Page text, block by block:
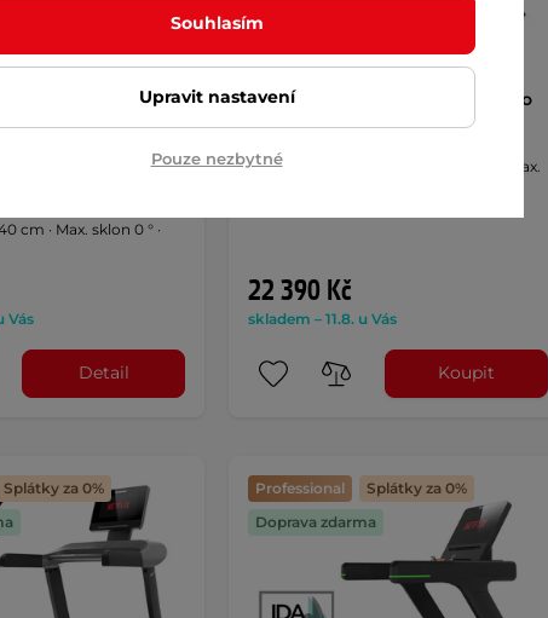
pás
- černá
6 km/h · nosnost 130
cm · Max. sklon 0 ° ·
Vás
Detail
Chodící pás inSPORTline Hill Pro
5(19)
nosnost 180 kg · plocha 125×45 cm · Max.
22 390 Kč
skladem – 11.8. u Vás
Koupit
Splátky za 0%
Professional
Splátky za 0%
Doprava zdarma
Souhlasím
Upravit nastavení
Pouze nezbytné